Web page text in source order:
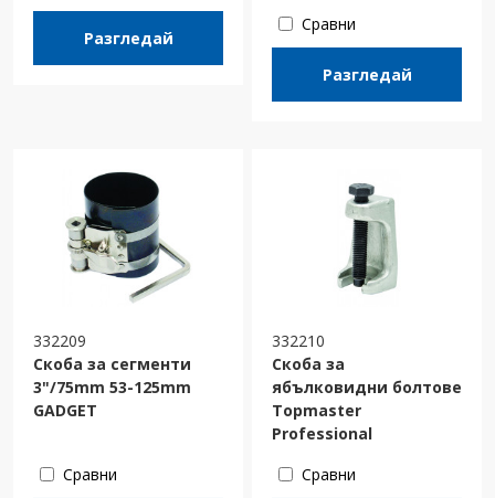
Разгледай
Сравни
Разгледай
332209
Скоба за сегменти
3"/75mm 53-125mm
GADGET
Сравни
332210
Скоба за
ябълковидни болтове
Topmaster
Professional
Сравни